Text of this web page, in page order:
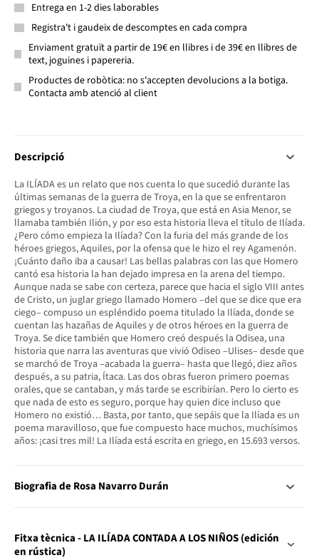
Entrega en 1-2 dies laborables
Registra't i gaudeix de descomptes en cada compra
Enviament gratuït a partir de 19€ en llibres i de 39€ en llibres de
text, joguines i papereria.
Productes de robòtica: no s'accepten devolucions a la botiga.
Contacta amb atenció al client
Descripció
La ILÍADA es un relato que nos cuenta lo que sucedió durante las
últimas semanas de la guerra de Troya, en la que se enfrentaron
griegos y troyanos. La ciudad de Troya, que está en Asia Menor, se
llamaba también Ilión, y por eso esta historia lleva el título de Ilíada.
¿Pero cómo empieza la Ilíada? Con la furia del más grande de los
héroes griegos, Aquiles, por la ofensa que le hizo el rey Agamenón.
¡Cuánto daño iba a causar! Las bellas palabras con las que Homero
cantó esa historia la han dejado impresa en la arena del tiempo.
Aunque nada se sabe con certeza, parece que hacia el siglo VIII antes
de Cristo, un juglar griego llamado Homero –del que se dice que era
ciego– compuso un espléndido poema titulado la Ilíada, donde se
cuentan las hazañas de Aquiles y de otros héroes en la guerra de
Troya. Se dice también que Homero creó después la Odisea, una
historia que narra las aventuras que vivió Odiseo –Ulises– desde que
se marchó de Troya –acabada la guerra– hasta que llegó, diez años
después, a su patria, Ítaca. Las dos obras fueron primero poemas
orales, que se cantaban, y más tarde se escribirían. Pero lo cierto es
que nada de esto es seguro, porque hay quien dice incluso que
Homero no existió… Basta, por tanto, que sepáis que la Ilíada es un
poema maravilloso, que fue compuesto hace muchos, muchísimos
años: ¡casi tres mil! La Ilíada está escrita en griego, en 15.693 versos.
Biografia de Rosa Navarro Durán
Fitxa tècnica - LA ILÍADA CONTADA A LOS NIÑOS (edición
en rústica)